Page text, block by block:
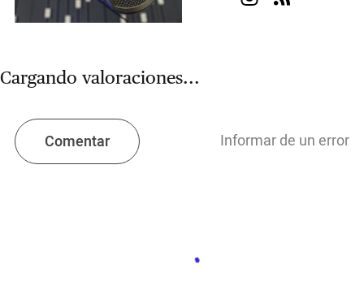
Cargando valoraciones...
Comentar Informar de un error